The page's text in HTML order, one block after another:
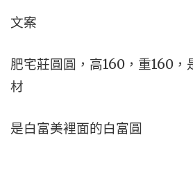
文案
肥宅莊圓圓，高160，重160，
材
是白富美裡面的白富圓